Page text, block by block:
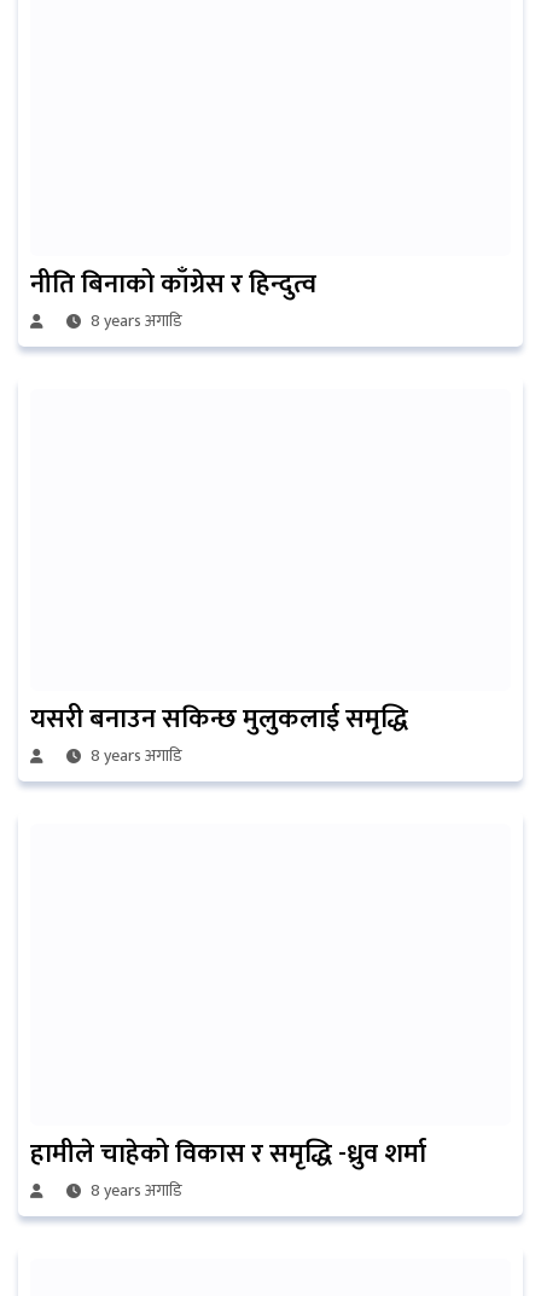
नीति बिनाको काँग्रेस र हिन्दुत्व
8 years अगाडि
यसरी बनाउन सकिन्छ मुलुकलाई समृद्धि
8 years अगाडि
हामीले चाहेको विकास र समृद्धि -ध्रुव शर्मा
8 years अगाडि